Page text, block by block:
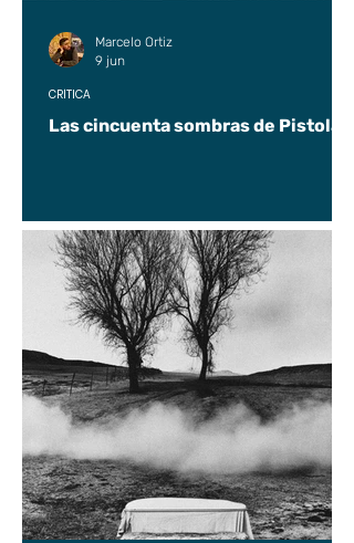
Las cincuenta sombras de Pistolas
CRÍTICA
Marcelo Ortiz
9 jun